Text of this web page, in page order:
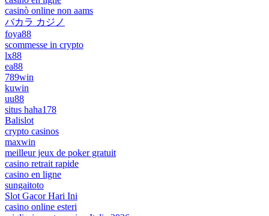
casinò online non aams
バカラ カジノ
foya88
scommesse in crypto
lx88
ea88
789win
kuwin
uu88
situs haha178
Balislot
crypto casinos
maxwin
meilleur jeux de poker gratuit
casino retrait rapide
casino en ligne
sungaitoto
Slot Gacor Hari Ini
casino online esteri